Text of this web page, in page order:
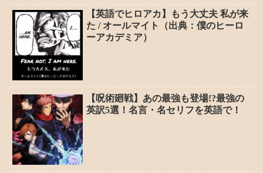
【英語でヒロアカ】もう大丈夫 私が来
た / オールマイト（出典：僕のヒーロ
ーアカデミア）
【呪術廻戦】あの最強も登場!?最強の
英訳5選！名言・名セリフを英語で！